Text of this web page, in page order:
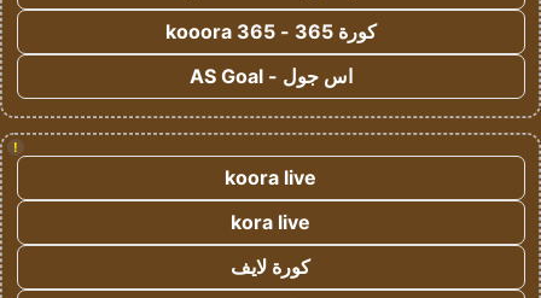
كورة 365 - kooora 365
اس جول - AS Goal
!
koora live
kora live
كورة لايف